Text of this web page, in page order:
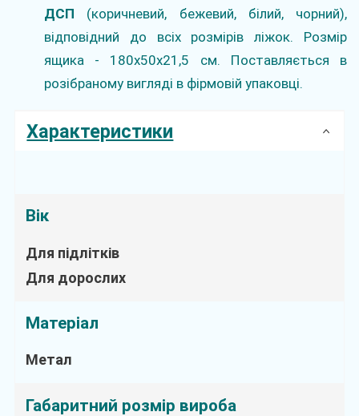
ДСП (коричневий, бежевий, білий, чорний),
відповідний до всіх розмірів ліжок. Розмір
ящика - 180х50х21,5 см. Поставляється в
розібраному вигляді в фірмовій упаковці.
Характеристики
Вік
Для підлітків
Для дорослих
Матеріал
Метал
Габаритний розмір вироба